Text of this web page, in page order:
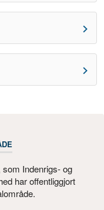
som Indenrigs- og
har offentliggjort